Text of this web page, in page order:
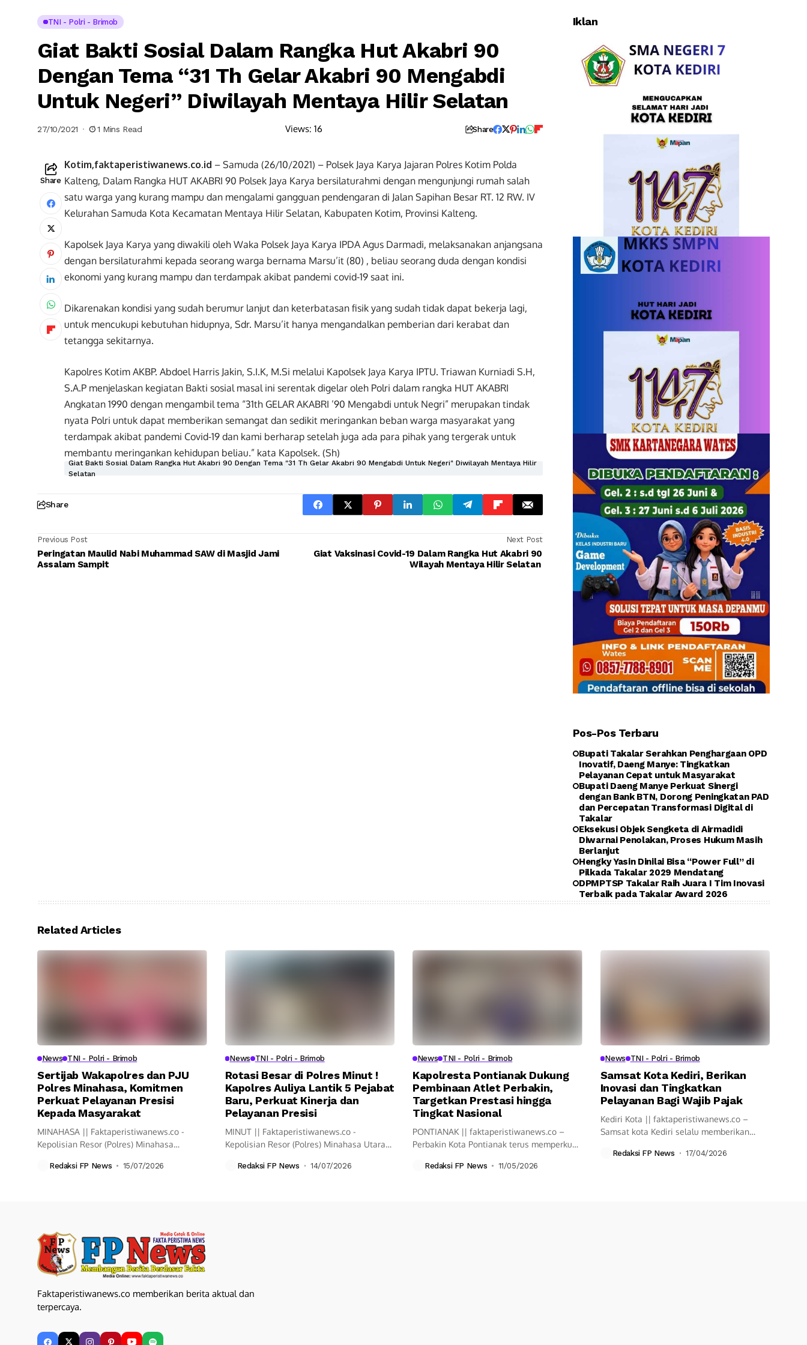
TNI - Polri - Brimob
Giat Bakti Sosial Dalam Rangka Hut Akabri 90
Dengan Tema “31 Th Gelar Akabri 90 Mengabdi
Untuk Negeri” Diwilayah Mentaya Hilir Selatan
27/10/2021 1 Mins Read Views: 16 Share
Share
Kotim,faktaperistiwanews.co.id – Samuda (26/10/2021) – Polsek Jaya Karya Jajaran Polres Kotim Polda
Kalteng, Dalam Rangka HUT AKABRI 90 Polsek Jaya Karya bersilaturahmi dengan mengunjungi rumah salah
satu warga yang kurang mampu dan mengalami gangguan pendengaran di Jalan Sapihan Besar RT. 12 RW. IV
Kelurahan Samuda Kota Kecamatan Mentaya Hilir Selatan, Kabupaten Kotim, Provinsi Kalteng.
Kapolsek Jaya Karya yang diwakili oleh Waka Polsek Jaya Karya IPDA Agus Darmadi, melaksanakan anjangsana
dengan bersilaturahmi kepada seorang warga bernama Marsu’it (80) , beliau seorang duda dengan kondisi
ekonomi yang kurang mampu dan terdampak akibat pandemi covid-19 saat ini.
Dikarenakan kondisi yang sudah berumur lanjut dan keterbatasan fisik yang sudah tidak dapat bekerja lagi,
untuk mencukupi kebutuhan hidupnya, Sdr. Marsu’it hanya mengandalkan pemberian dari kerabat dan
tetangga sekitarnya.
Kapolres Kotim AKBP. Abdoel Harris Jakin, S.I.K, M.Si melalui Kapolsek Jaya Karya IPTU. Triawan Kurniadi S.H,
S.A.P menjelaskan kegiatan Bakti sosial masal ini serentak digelar oleh Polri dalam rangka HUT AKABRI
Angkatan 1990 dengan mengambil tema “31th GELAR AKABRI ’90 Mengabdi untuk Negri” merupakan tindak
nyata Polri untuk dapat memberikan semangat dan sedikit meringankan beban warga masyarakat yang
terdampak akibat pandemi Covid-19 dan kami berharap setelah juga ada para pihak yang tergerak untuk
membantu meringankan kehidupan beliau.” kata Kapolsek. (Sh)
Giat Bakti Sosial Dalam Rangka Hut Akabri 90 Dengan Tema "31 Th Gelar Akabri 90 Mengabdi Untuk Negeri" Diwilayah Mentaya Hilir
Selatan
Share
Previous Post
Peringatan Maulid Nabi Muhammad SAW di Masjid Jami
Assalam Sampit
Next Post
Giat Vaksinasi Covid-19 Dalam Rangka Hut Akabri 90
Wilayah Mentaya Hilir Selatan
Iklan
Pos-Pos Terbaru
Bupati Takalar Serahkan Penghargaan OPD
Inovatif, Daeng Manye: Tingkatkan
Pelayanan Cepat untuk Masyarakat
Bupati Daeng Manye Perkuat Sinergi
dengan Bank BTN, Dorong Peningkatan PAD
dan Percepatan Transformasi Digital di
Takalar
Eksekusi Objek Sengketa di Airmadidi
Diwarnai Penolakan, Proses Hukum Masih
Berlanjut
Hengky Yasin Dinilai Bisa “Power Full” di
Pilkada Takalar 2029 Mendatang
DPMPTSP Takalar Raih Juara I Tim Inovasi
Terbaik pada Takalar Award 2026
Related Articles
News TNI - Polri - Brimob
Sertijab Wakapolres dan PJU
Polres Minahasa, Komitmen
Perkuat Pelayanan Presisi
Kepada Masyarakat
MINAHASA || Faktaperistiwanews.co -
Kepolisian Resor (Polres) Minahasa
Jabatan...
Redaksi FP News 15/07/2026
News TNI - Polri - Brimob
Rotasi Besar di Polres Minut !
Kapolres Auliya Lantik 5 Pejabat
Baru, Perkuat Kinerja dan
Pelayanan Presisi
MINUT || Faktaperistiwanews.co -
Kepolisian Resor (Polres) Minahasa Utara
Redaksi FP News 14/07/2026
News TNI - Polri - Brimob
Kapolresta Pontianak Dukung
Pembinaan Atlet Perbakin,
Targetkan Prestasi hingga
Tingkat Nasional
PONTIANAK || faktaperistiwanews.co –
Perbakin Kota Pontianak terus memperkuat
Redaksi FP News 11/05/2026
News TNI - Polri - Brimob
Samsat Kota Kediri, Berikan
Inovasi dan Tingkatkan
Pelayanan Bagi Wajib Pajak
Kediri Kota || faktaperistiwanews.co –
Samsat kota Kediri selalu memberikan
Redaksi FP News 17/04/2026
Faktaperistiwanews.co memberikan berita aktual dan
terpercaya.